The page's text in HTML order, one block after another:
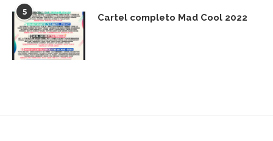
5
Cartel completo Mad Cool 2022